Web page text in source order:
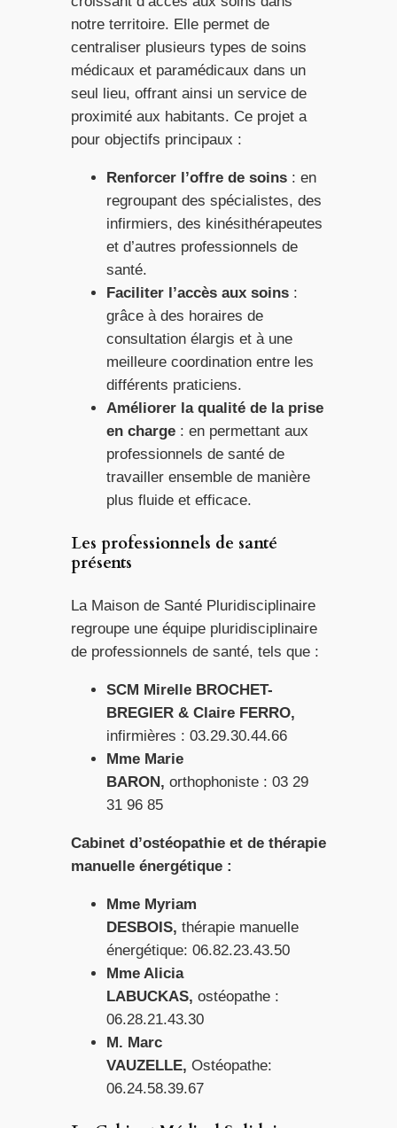
notre territoire. Elle permet de
centraliser plusieurs types de soins
médicaux et paramédicaux dans un
seul lieu, offrant ainsi un service de
proximité aux habitants. Ce projet a
pour objectifs principaux :
Renforcer l’offre de soins: en
regroupant des spécialistes, des
infirmiers, des kinésithérapeutes
et d’autres professionnels de
santé.
Faciliter l’accès aux soins:
grâce à des horaires de
consultation élargis et à une
meilleure coordination entre les
différents praticiens.
Améliorer la qualité de la prise
en charge: en permettant aux
professionnels de santé de
travailler ensemble de manière
plus fluide et efficace.
Les professionnels de santé
présents
La Maison de Santé Pluridisciplinaire
regroupe une équipe pluridisciplinaire
de professionnels de santé, tels que :
SCM Mirelle BROCHET-
BREGIER & Claire FERRO,
infirmières : 03.29.30.44.66
Mme Marie
BARON, orthophoniste : 03 29
31 96 85
Cabinet d’ostéopathie et de thérapie
manuelle énergétique :
Mme Myriam
DESBOIS, thérapie manuelle
énergétique: 06.82.23.43.50
Mme Alicia
LABUCKAS, ostéopathe :
06.28.21.43.30
M. Marc
VAUZELLE, Ostéopathe:
06.24.58.39.67